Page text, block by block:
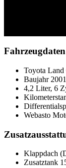
Fahrzeugdaten
Toyota
Baujahr 2001
4,2 Liter, 6
Webasto
Klappdach
Zusatztank